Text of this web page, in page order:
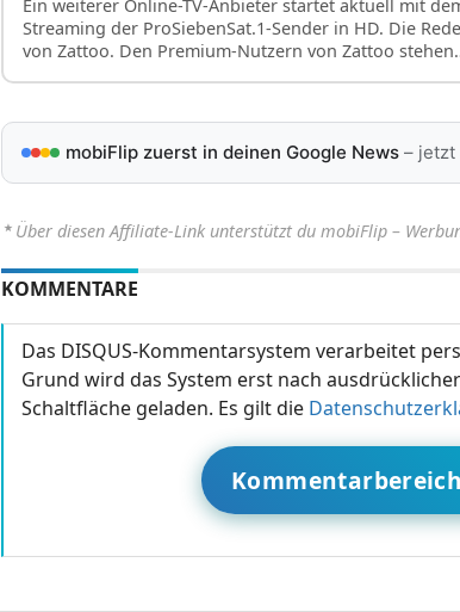
Ein weiterer Online-TV-Anbieter startet aktuell mit
Streaming der ProSiebenSat.1-Sender in HD. Die
von Zattoo. Den Premium-Nutzern von Zattoo
mobiFlip zuerst in deinen Google News– jetzt
⋆ Über diesen Affiliate-Link unterstützt du mobiFlip –
KOMMENTARE
Das DISQUS-Kommentarsystem verarbeitet
Grund wird das System erst nach
Schaltfläche geladen. Es gilt die